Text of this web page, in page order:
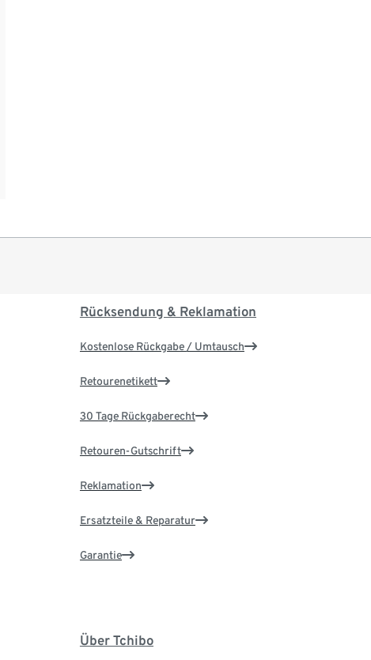
Rücksendung & Reklamation
Kostenlose Rückgabe / Umtausch
Retourenetikett
30 Tage Rückgaberecht
Retouren-Gutschrift
Reklamation
Ersatzteile & Reparatur
Garantie
Über Tchibo